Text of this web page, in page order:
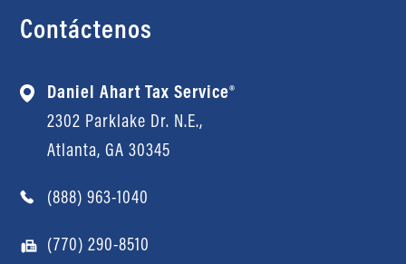
Contáctenos
Daniel Ahart Tax Service®
2302 Parklake Dr. N.E.,
Atlanta, GA 30345
(888) 963-1040
(770) 290-8510